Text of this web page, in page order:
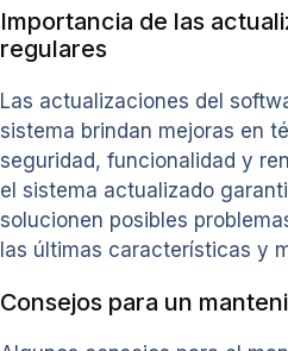
Importancia de las
regulares
Las actualizaciones del
sistema brindan mejoras en
seguridad, funcionalidad y
el sistema actualizado
solucionen posibles
las últimas características y
Consejos para un